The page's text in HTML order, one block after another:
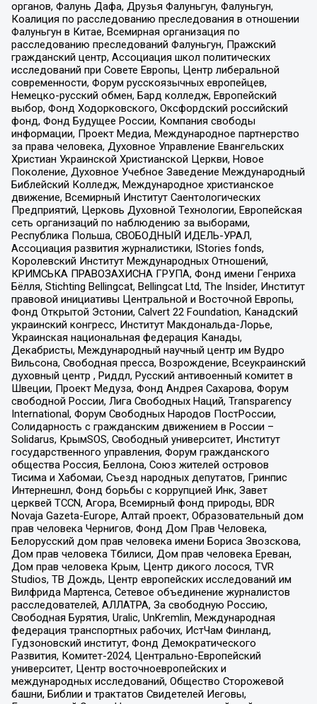
органов, Фалунь Дафа, Друзья Фалуньгун, Фалуньгун,
Коалиция по расследованию преследования в отношении
Фалуньгун в Китае, Всемирная организация по
расследованию преследований Фалуньгун, Пражский
гражданский центр, Ассоциация школ политических
исследований при Совете Европы, Центр либеральной
современности, Форум русскоязычных европейцев,
Немецко-русский обмен, Бард колледж, Европейский
выбор, Фонд Ходорковского, Оксфордский российский
фонд, Фонд Будущее России, Компания свободы
информации, Проект Медиа, Международное партнерство
за права человека, Духовное Управление Евангельских
Христиан Украинской Христианской Церкви, Новое
Поколение, Духовное Учебное Заведение Международный
Библейский Колледж, Международное христианское
движение, Всемирный Институт Саентологических
Предприятий, Церковь Духовной Технологии, Европейская
сеть организаций по наблюдению за выборами,
Республика Польша, СВОБОДНЫЙ ИДЕЛЬ-УРАЛ,
Ассоциация развития журналистики, IStories fonds,
Королевский Институт Международных Отношений,
КРИМСЬКА ПРАВОЗАХИСНА ГРУПА, Фонд имени Генриха
Бёлля, Stichting Bellingcat, Bellingcat Ltd, The Insider, Институт
правовой инициативы Центральной и Восточной Европы,
Фонд Открытой Эстонии, Calvert 22 Foundation, Канадский
украинский конгресс, Институт Макдональда-Лорье,
Украинская национальная федерация Канады,
Декабристы, Международный научный центр им Вудро
Вильсона, Свободная пресса, Возрождение, Всеукраинский
духовный центр , Риддл, Русский антивоенный комитет в
Швеции, Проект Медуза, Фонд Андрея Сахарова, Форум
свободной России, Лига Свободных Наций, Transparеncy
International, Форум Свободных Народов ПостРоссии,
Солидарность с гражданским движением в России –
Solidarus, КрымSOS, Свободный университет, Институт
государственного управления, Форум гражданского
общества Россия, Беллона, Союз жителей островов
Тисима и Хабомаи, Съезд народных депутатов, Гринпис
Интернешнл, Фонд борьбы с коррупцией Инк, Завет
церквей TCCN, Агора, Всемирный фонд природы, BDR
Novaja Gazeta-Europe, Алтай проект, Образовательный дом
прав человека Чернигов, Фонд Дом Прав Человека,
Белорусский дом прав человека имени Бориса Звозскова,
Дом прав человека Тбилиси, Дом прав человека Ереван,
Дом прав человека Крым, Центр дикого лосося, TVR
Studios, ТВ Дождь, Центр европейских исследований им
Вилфрида Мартенса, Сетевое объединение журналистов
расследователей, АЛЛАТРА, За свободную Россию,
Свободная Бурятия, Uralic, UnKremlin, Международная
федерация транспортных рабочих, ИстЧам Финланд,
Гудзоновский институт, Фонд Демократического
Развития, Комитет-2024, Центрально-Европейский
университет, Центр восточноевропейских и
международных исследований, Общество Сторожевой
башни, Библии и трактатов Свидетелей Иеговы,